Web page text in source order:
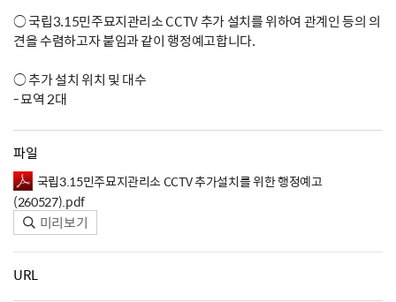
○ 국립3.15민주묘지관리소 CCTV 추가 설치를 위하여 관계인 등의 의
견을 수렴하고자 붙임과 같이 행정예고합니다.
○ 추가 설치 위치 및 대수
- 묘역 2대
파일
국립3.15민주묘지관리소 CCTV 추가설치를 위한 행정예고
(260527).pdf
미리보기
URL